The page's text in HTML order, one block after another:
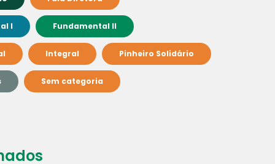
I Fundamental II
Integral Pinheiro Solidário
Sem categoria